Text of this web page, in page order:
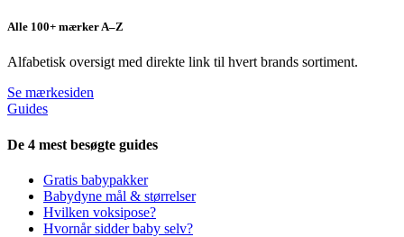
Alle 100+ mærker A–Z
Alfabetisk oversigt med direkte link til hvert brands sortiment.
Se mærkesiden
Guides
De 4 mest besøgte guides
Gratis babypakker
Babydyne mål & størrelser
Hvilken voksipose?
Hvornår sidder baby selv?